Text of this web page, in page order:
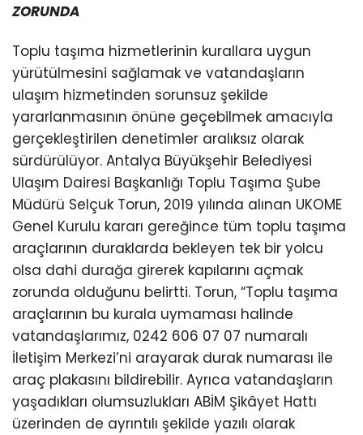
ZORUNDA
Toplu taşıma hizmetlerinin kurallara uygun
yürütülmesini sağlamak ve vatandaşların
ulaşım hizmetinden sorunsuz şekilde
yararlanmasının önüne geçebilmek amacıyla
gerçekleştirilen denetimler aralıksız olarak
sürdürülüyor. Antalya Büyükşehir Belediyesi
Ulaşım Dairesi Başkanlığı Toplu Taşıma Şube
Müdürü Selçuk Torun, 2019 yılında alınan UKOME
Genel Kurulu kararı gereğince tüm toplu taşıma
araçlarının duraklarda bekleyen tek bir yolcu
olsa dahi durağa girerek kapılarını açmak
zorunda olduğunu belirtti. Torun, “Toplu taşıma
araçlarının bu kurala uymaması halinde
vatandaşlarımız, 0242 606 07 07 numaralı
İletişim Merkezi’ni arayarak durak numarası ile
araç plakasını bildirebilir. Ayrıca vatandaşların
yaşadıkları olumsuzlukları ABİM Şikâyet Hattı
üzerinden de ayrıntılı şekilde yazılı olarak